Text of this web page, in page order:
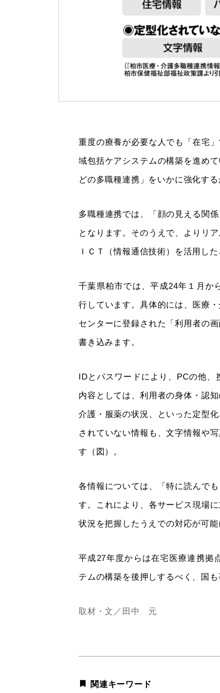
重度の療養が必要な人でも「在宅
域包括ケアシステムの構築を進め
どの多職種連携」をいかに強化す
多職種連携では、「顔の見える関
となります。そのうえで、よりリ
ＩＣＴ（情報通信技術）を活用し
千葉県柏市では、平成24年１月か
行しています。具体的には、医療
センターに登録された「利用者の
書き込みます。
IDとパスワードにより、PCの他
内容としては、利用者の身体・認
介護・服薬の状況、といった定型
されていない情報も、文字情報や
す（図）。
各情報については、「特に読んで
す。これにより、各サービス現場
状況を把握したうえでの対応が可
平成27年度からは在宅医療連携拠
テムの構築を後押しするべく、国
取材・文／田中 元
関連キーワード